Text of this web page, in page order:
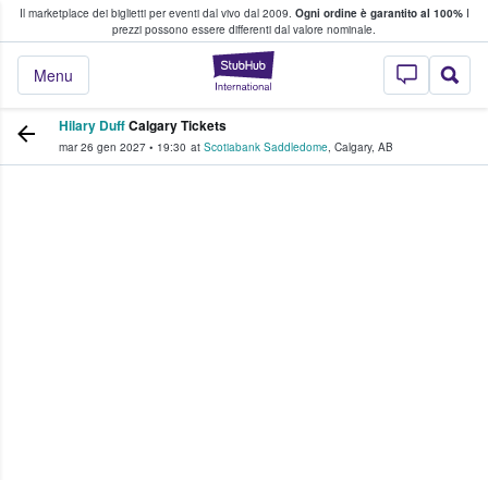
Il marketplace dei biglietti per eventi dal vivo dal 2009. Ogni ordine è garantito al 100%I
prezzi possono essere differenti dal valore nominale.
StubHub - Dove
Menu
fan comprano e vendono biglietti
Hilary DuffCalgary Tickets
mar 26 gen 2027 • 19:30 at Scotiabank Saddledome, Calgary, AB